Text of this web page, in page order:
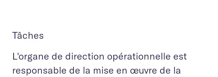
Tâches
L'organe de direction opérationnelle est
responsable de la mise en œuvre de la